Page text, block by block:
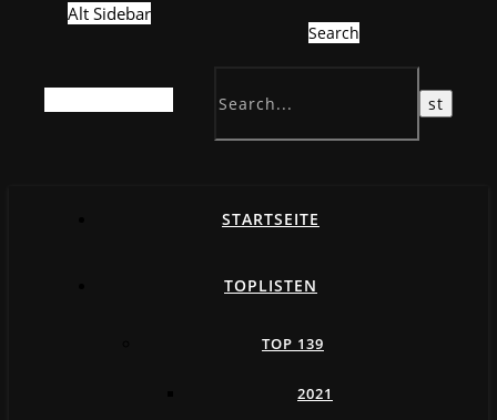
Alt Sidebar
Search
STARTSEITE
TOPLISTEN
TOP 139
2021